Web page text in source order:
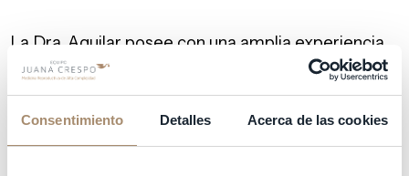
Consentimiento Detalles Acerca de las cookies
La Dra. Aguilar posee con una amplia experiencia
en Reproducción Asistida tanto en España como
en Reino Unido. Son numerosas sus publicaciones
internacionales.